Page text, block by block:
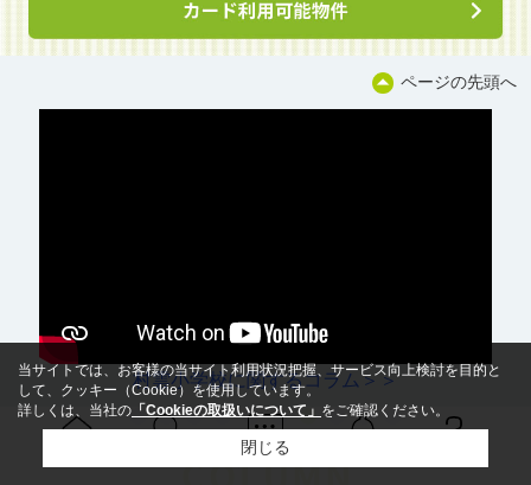
ページの先頭へ
村雲小学校に関するコラム＞＞
問い合せ
当サイトでは、お客様の当サイト利用状況把握、サービス向上検討を目的と
して、クッキー（Cookie）を使用しています。
詳しくは、当社の 「Cookieの取扱いについて」 をご確認ください。
閉じる